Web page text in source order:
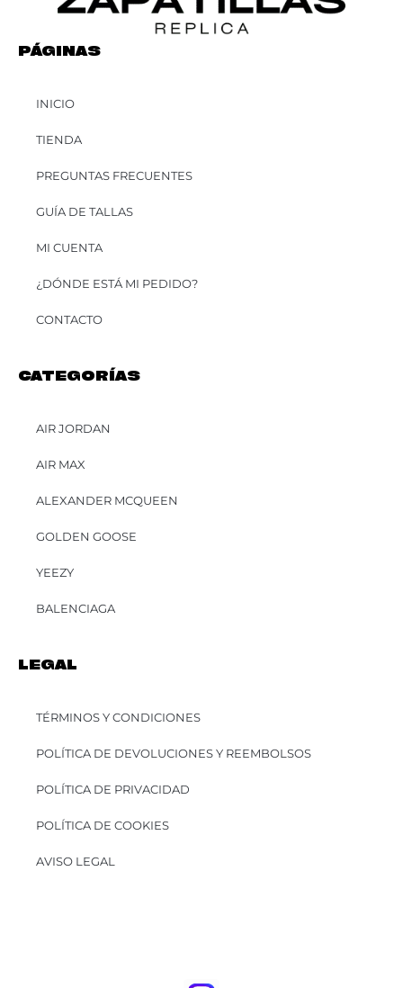
PÁGINAS
INICIO
TIENDA
PREGUNTAS FRECUENTES
GUÍA DE TALLAS
MI CUENTA
¿DÓNDE ESTÁ MI PEDIDO?
CONTACTO
CATEGORÍAS
AIR JORDAN
AIR MAX
ALEXANDER MCQUEEN
GOLDEN GOOSE
YEEZY
BALENCIAGA
LEGAL
TÉRMINOS Y CONDICIONES
POLÍTICA DE DEVOLUCIONES Y REEMBOLSOS
POLÍTICA DE PRIVACIDAD
POLÍTICA DE COOKIES
AVISO LEGAL